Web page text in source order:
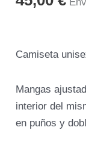
Camiseta
Mangas
interior del
en puños y